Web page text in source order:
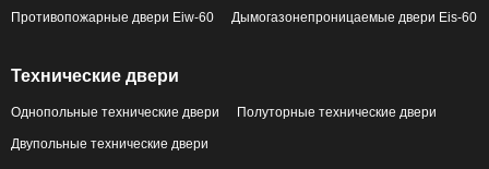
Противопожарные двери Eiw-60 Дымогазонепроницаемые двери Eis-60
Технические двери
Однопольные технические двери Полуторные технические двери
Двупольные технические двери